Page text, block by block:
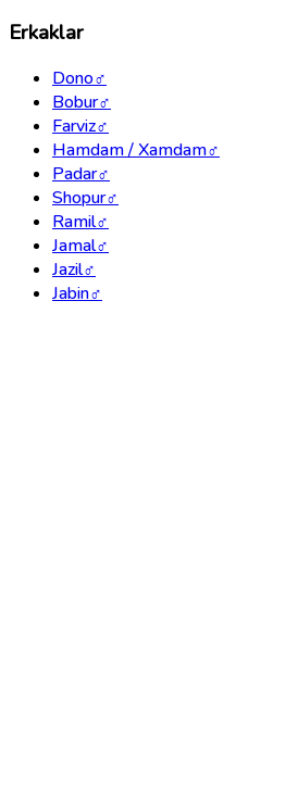
Erkaklar
Dono♂
Bobur♂
Farviz♂
Hamdam / Xamdam♂
Padar♂
Shopur♂
Ramil♂
Jamal♂
Jazil♂
Jabin♂